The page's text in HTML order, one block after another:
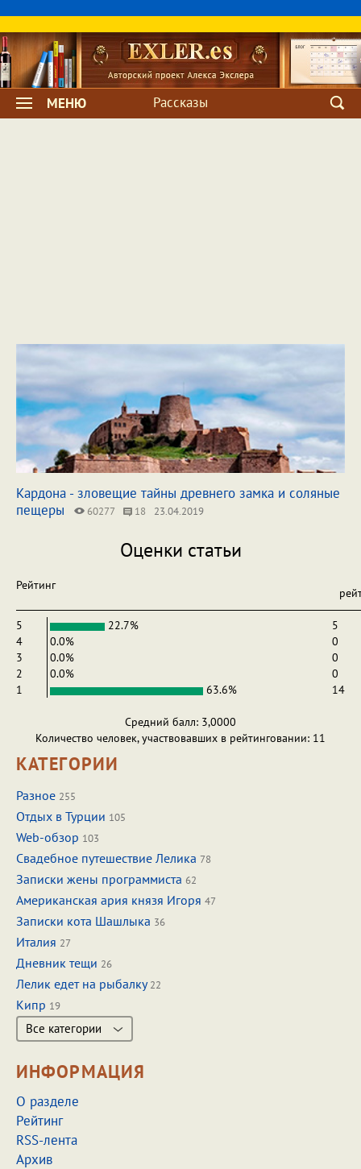
МЕНЮ Рассказы
Кардона - зловещие тайны древнего замка и соляные
пещеры
60277 18 23.04.2019
Оценки статьи
Рейтинг
5 22.7%
5
4
0.0%
0
3
0.0%
0
2
0.0%
0
1
63.6% 14
Средний балл: 3,0000
Количество человек, участвовавших в рейтинговании: 11
КАТЕГОРИИ
Разное 255
Отдых в Турции 105
Web-обзор 103
Свадебное путешествие Лелика 78
Записки жены программиста 62
Американская ария князя Игоря 47
Записки кота Шашлыка 36
Италия 27
Дневник тещи 26
Лелик едет на рыбалку22
Кипр 19
Все категории
ИНФОРМАЦИЯ
О разделе
Рейтинг
RSS-лента
Архив